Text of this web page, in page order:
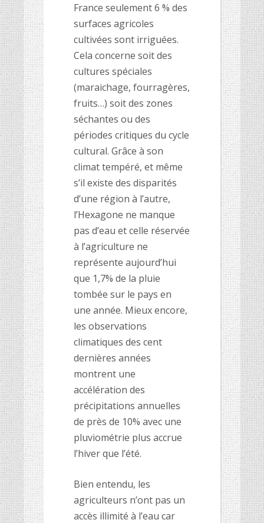
France seulement 6 % des
surfaces agricoles
cultivées sont irriguées.
Cela concerne soit des
cultures spéciales
(maraichage, fourragères,
fruits…) soit des zones
séchantes ou des
périodes critiques du cycle
cultural. Grâce à son
climat tempéré, et même
s’il existe des disparités
d’une région à l’autre,
l’Hexagone ne manque
pas d’eau et celle réservée
à l’agriculture ne
représente aujourd’hui
que 1,7% de la pluie
tombée sur le pays en
une année. Mieux encore,
les observations
climatiques des cent
dernières années
montrent une
accélération des
précipitations annuelles
de près de 10% avec une
pluviométrie plus accrue
l’hiver que l’été.
Bien entendu, les
agriculteurs n’ont pas un
accès illimité à l’eau car